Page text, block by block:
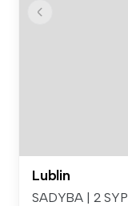
Lublin
SADYBA | 2